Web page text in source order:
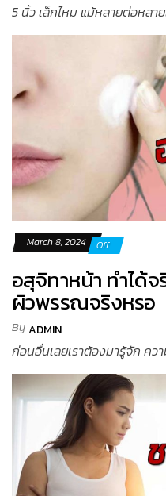
5 นิ้ว เล็กไหม แม้หลายต่อหลา
March 8, 2024 Off
อสุจิทาหน้า ทำได้
ผิวพรรณจริงหรอ
ByADMIN
ก่อนอื่นเลยเราต้องมารู้จัก คว